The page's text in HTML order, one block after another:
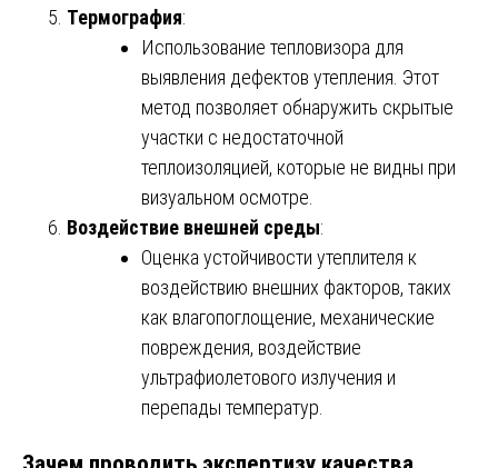
Термография:
Использование тепловизора для
выявления дефектов утепления. Этот
метод позволяет обнаружить скрытые
участки с недостаточной
теплоизоляцией, которые не видны при
визуальном осмотре.
Воздействие внешней среды:
Оценка устойчивости утеплителя к
воздействию внешних факторов, таких
как влагопоглощение, механические
повреждения, воздействие
ультрафиолетового излучения и
перепады температур.